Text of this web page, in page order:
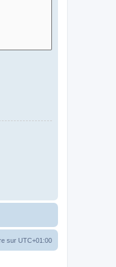
sur UTC+01:00